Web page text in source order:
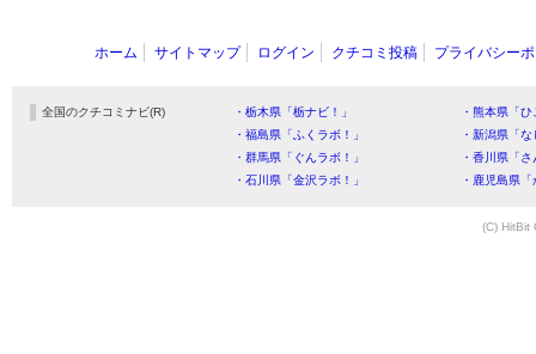
ホーム サイトマップ ログイン クチコミ投稿 プライバシー
全国のクチコミナビ(R) ・栃木県「栃ナビ！」
・熊本県「
・福島県「ふくラボ！」
・新潟県「
・群馬県「ぐんラボ！」
・香川県「
・石川県「金沢ラボ！」
・鹿児島県
(C) HitBit